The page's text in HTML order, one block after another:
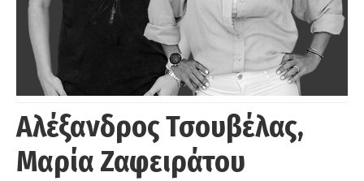
Αλέξανδρος Τσουβέλας,
Μαρία Ζαφειράτου